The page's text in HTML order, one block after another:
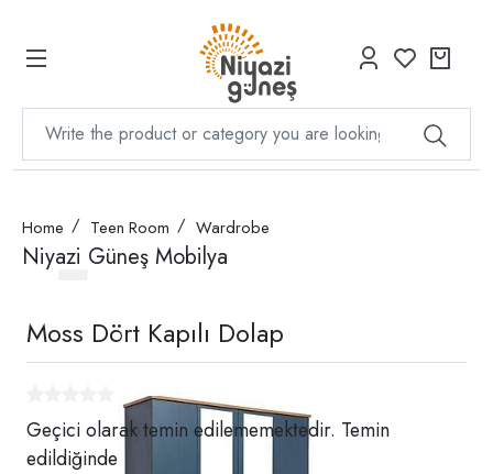
Home Teen Room Wardrobe
Niyazi Güneş Mobilya
Moss Dört Kapılı Dolap
Geçici olarak temin edilememektedir. Temin
edildiğinde